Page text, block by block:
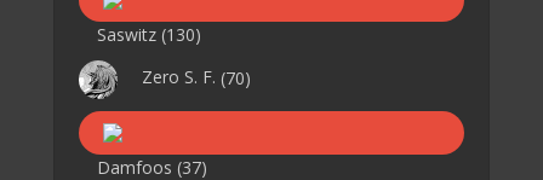
Saswitz (130)
Zero S. F. (70)
Damfoos (37)